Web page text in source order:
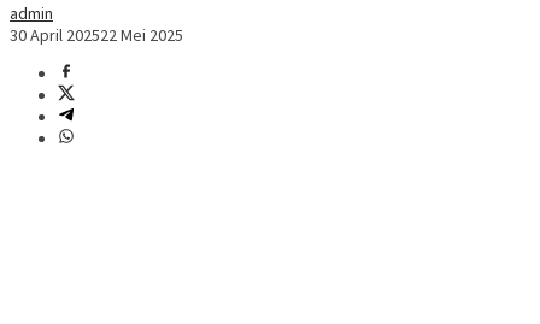
admin
30 April 202522 Mei 2025